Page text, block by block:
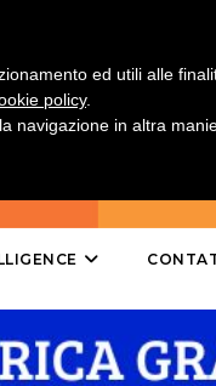
ed utili alle
policy.
navigazione in altra